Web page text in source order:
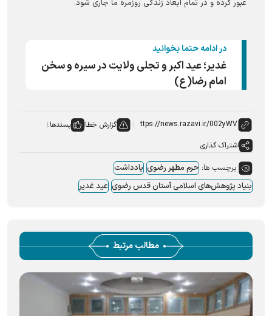
عبور کرده و در تمام ابعاد زندگی روزمره ما جاری شود.
در ادامه حتما بخوانید
غدیر؛ عید اکبر و تجلی ولایت در سیره و سخن
امام رضا(ع)
گزارش خطا
پسندها:
اشتراک گذاری
برچسب ها: حرم مطهر رضوی یادداشت
بنیاد پژوهش‌های اسلامی آستان قدس رضوی عید غدیر
مطالب مرتبط